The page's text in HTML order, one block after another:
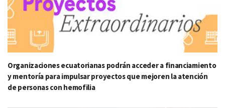
Organizaciones ecuatorianas podrán acceder a financiamiento
y mentoría para impulsar proyectos que mejoren la atención
de personas con hemofilia